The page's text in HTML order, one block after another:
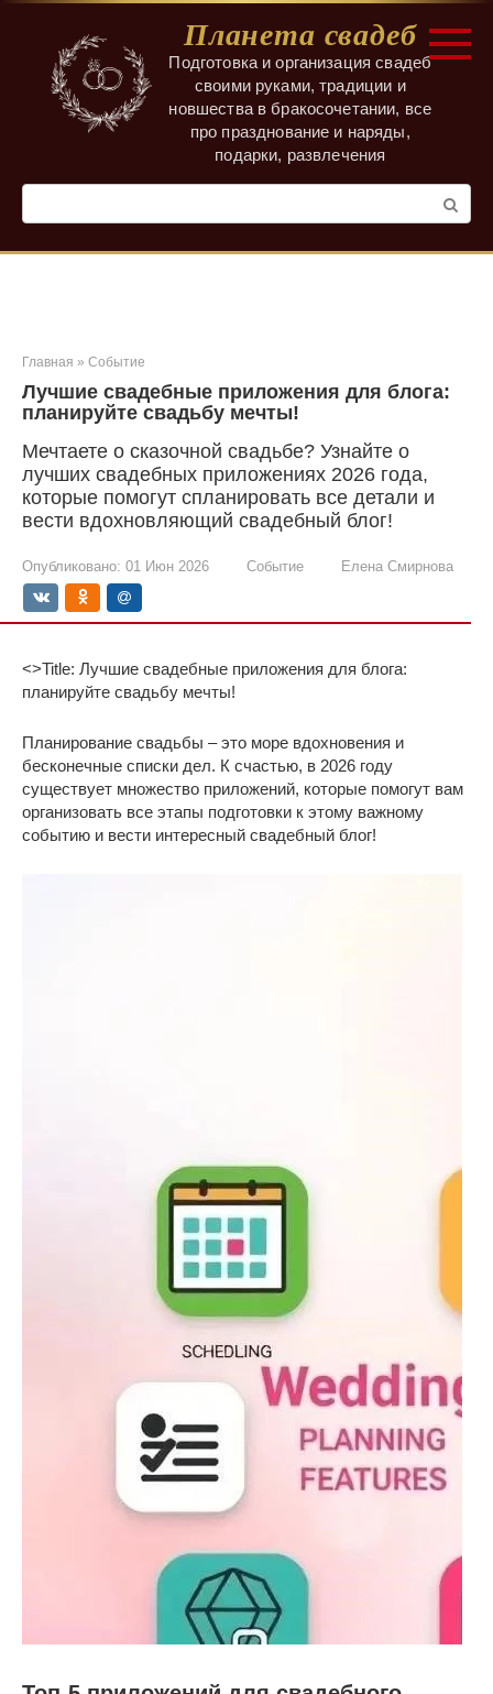
контенту
Планета свадеб
Подготовка и организация свадеб
своими руками, традиции и
новшества в бракосочетании, все
про празднование и наряды,
подарки, развлечения
Главная » Событие
Лучшие свадебные приложения для блога:
планируйте свадьбу мечты!
Мечтаете о сказочной свадьбе? Узнайте о
лучших свадебных приложениях 2026 года,
которые помогут спланировать все детали и
вести вдохновляющий свадебный блог!
Опубликовано: 01 Июн 2026 Событие Елена Смирнова
<>Title: Лучшие свадебные приложения для блога:
планируйте свадьбу мечты!
Планирование свадьбы – это море вдохновения и
бесконечные списки дел. К счастью, в 2026 году
существует множество приложений, которые помогут вам
организовать все этапы подготовки к этому важному
событию и вести интересный свадебный блог!